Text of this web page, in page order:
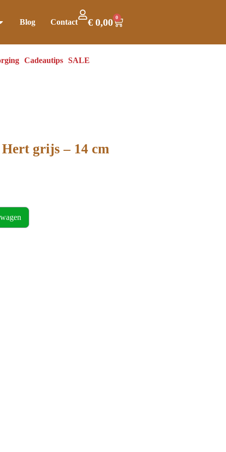
Blog Contact €0,00 0
Cadeautips SALE
grijs – 14 cm